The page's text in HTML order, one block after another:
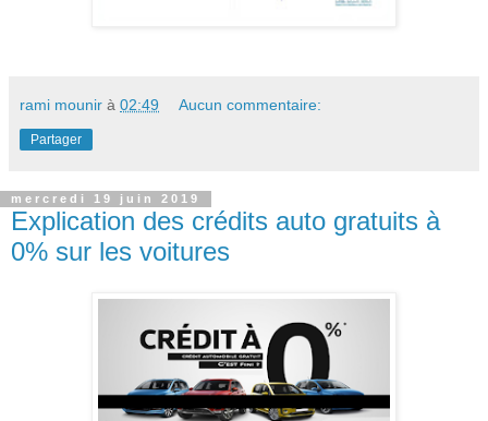
rami mounir à 02:49 Aucun commentaire:
Partager
mercredi 19 juin 2019
Explication des crédits auto gratuits à
0% sur les voitures